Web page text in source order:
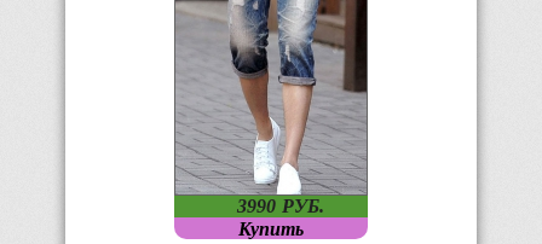
Купить
3990 PУБ.